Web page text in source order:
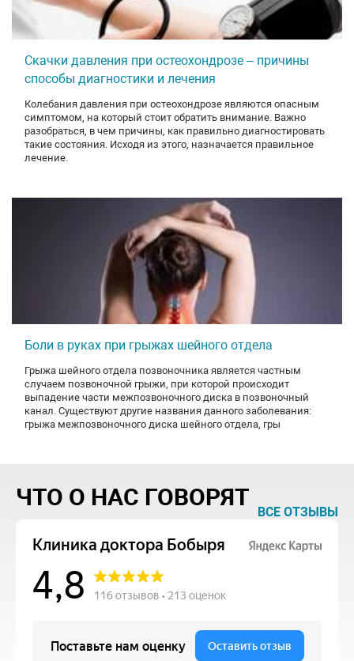
Скачки давления при остеохондрозе – причины
способы диагностики и лечения
Колебания давления при остеохондрозе являются опасным
симптомом, на который стоит обратить внимание. Важно
разобраться, в чем причины, как правильно диагностировать
такие состояния. Исходя из этого, назначается правильное
лечение.
Боли в руках при грыжах шейного отдела
Грыжа шейного отдела позвоночника является частным
случаем позвоночной грыжи, при которой происходит
выпадение части межпозвоночного диска в позвоночный
канал. Существуют другие названия данного заболевания:
грыжа межпозвоночного диска шейного отдела, гры
ЧТО О НАС ГОВОРЯТ
ВСЕ ОТЗЫВЫ